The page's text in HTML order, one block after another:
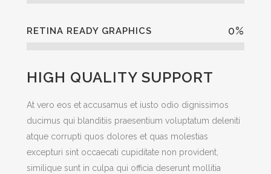
RETINA READY GRAPHICS 0%
HIGH QUALITY SUPPORT
At vero eos et accusamus et iusto odio dignissimos
ducimus qui blanditiis praesentium voluptatum deleniti
atque corrupti quos dolores et quas molestias
excepturi sint occaecati cupiditate non provident,
similique sunt in culpa qui officia deserunt mollitia